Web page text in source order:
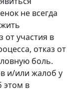
не всегда
от участия в
отказ от
боль.
и/или жалоб у
этом в